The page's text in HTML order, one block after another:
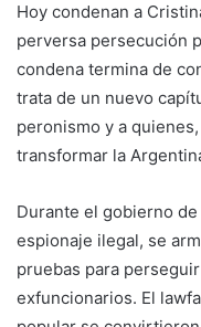
Hoy condenan a
perversa persecución
condena termina de
trata de un nuevo
peronismo y a
transformar la
Durante el gobierno
espionaje ilegal, se
pruebas para
exfuncionarios. El